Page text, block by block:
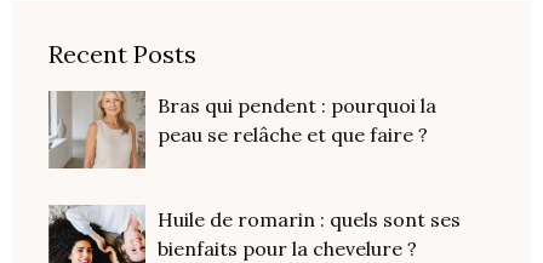
Recent Posts
Bras qui pendent : pourquoi la
peau se relâche et que faire ?
Huile de romarin : quels sont ses
bienfaits pour la chevelure ?